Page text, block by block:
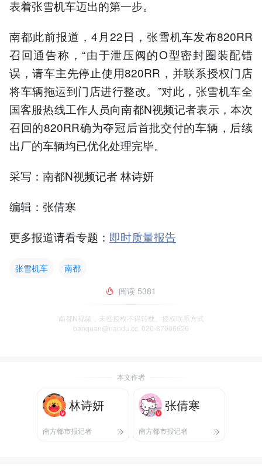
表着张雪机车迈出的第一步。
南都此前报道，4月22日，张雪机车发布820RR
召回通告称，“由于泄压阀的O型密封圈装配错
误，请车主先停止使用820RR，并联系授权门店
将车辆拖运到门店进行整改。”对此，张雪机车全
国客服热线工作人员向南都N视频记者表示，本次
召回的820RR确为夺冠后首批交付的车辆，后续
出厂的车辆均已优化处理完毕。
采写：南都N视频记者 林诗妍
编辑：张倩寒
更多报道请看专题： 即时质量报告
张雪机车
南都
阅读 5381
南都N视频，未经授权不得转载、授权联系方式
banquan@nandu.cc. 020-87006626
本文作者
林诗妍
南方都市报记者
张倩寒
南方都市报记者